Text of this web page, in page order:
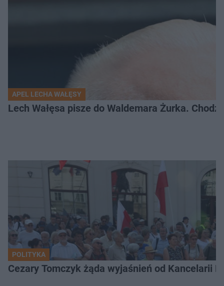
APEL LECHA WAŁĘSY
Lech Wałęsa pisze do Waldemara Żurka.
POLITYKA
Cezary Tomczyk żąda wyjaśnień od Kancelarii